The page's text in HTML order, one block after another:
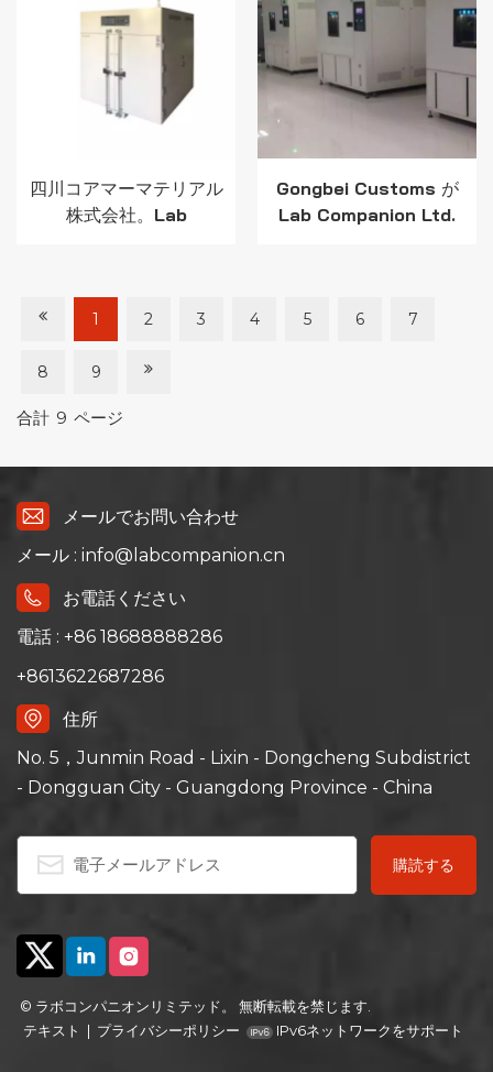
四川コアマーマテリアル
株式会社。Lab
ください。
Gongbei Customs が
Lab Companion Ltd.
1 2 3 4 5 6 7
8 9
合計 9 ページ
メールでお問い合わせ
メール : info@labcompanion.cn
お電話ください
電話 : +86 18688888286
+8613622687286
住所
No. 5，Junmin Road - Lixin - Dongcheng Subdistrict
- Dongguan City - Guangdong Province - China
© ラボコンパニオンリミテッド。 無断転載を禁じます.
テキスト
| プライバシーポリシー IPv6ネットワークをサポート